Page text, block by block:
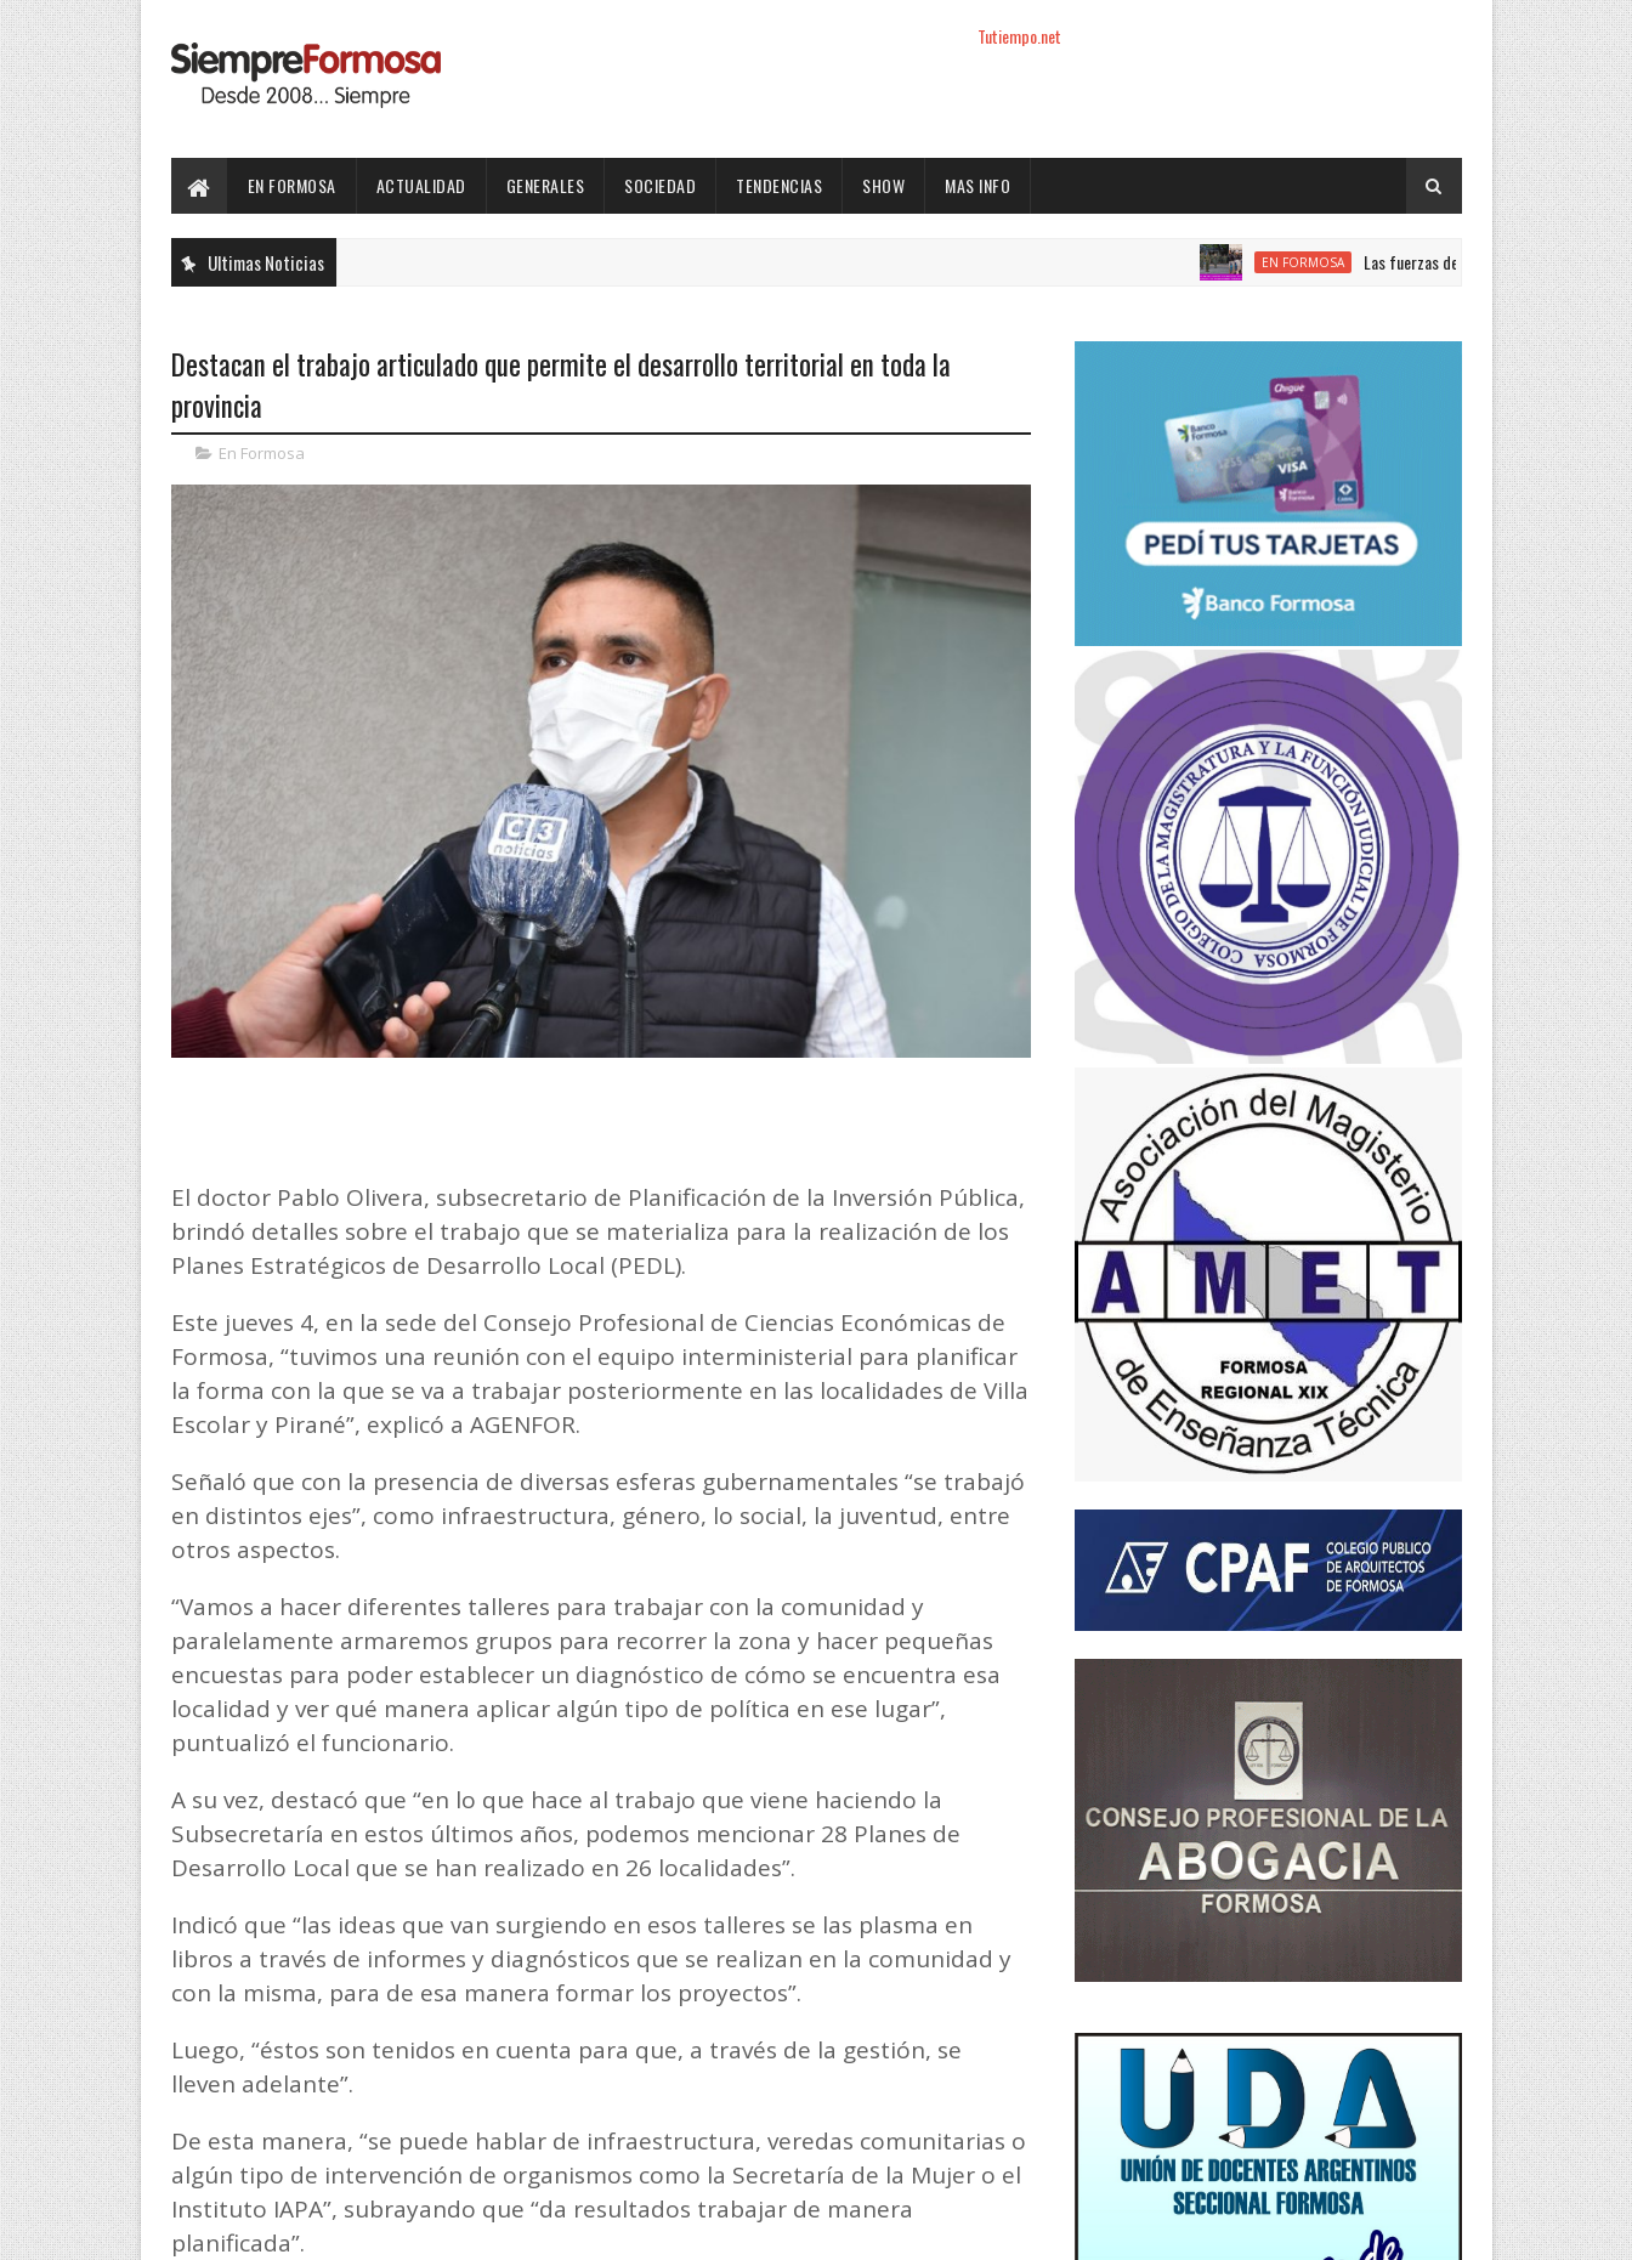
Tutiempo.net
EN FORMOSA ACTUALIDAD GENERALES SOCIEDAD TENDENCIAS SHOW MAS INFO
Ultimas Noticias EN FORMOSA Las fuerzas de seguridad nacional encabezan el
Destacan el trabajo articulado que permite el desarrollo territorial en toda la
provincia
En Formosa
El doctor Pablo Olivera, subsecretario de Planificación de la Inversión Pública,
brindó detalles sobre el trabajo que se materializa para la realización de los
Planes Estratégicos de Desarrollo Local (PEDL).
Este jueves 4, en la sede del Consejo Profesional de Ciencias Económicas de
Formosa, “tuvimos una reunión con el equipo interministerial para planificar
la forma con la que se va a trabajar posteriormente en las localidades de Villa
Escolar y Pirané”, explicó a AGENFOR.
Señaló que con la presencia de diversas esferas gubernamentales “se trabajó
en distintos ejes”, como infraestructura, género, lo social, la juventud, entre
otros aspectos.
“Vamos a hacer diferentes talleres para trabajar con la comunidad y
paralelamente armaremos grupos para recorrer la zona y hacer pequeñas
encuestas para poder establecer un diagnóstico de cómo se encuentra esa
localidad y ver qué manera aplicar algún tipo de política en ese lugar”,
puntualizó el funcionario.
A su vez, destacó que “en lo que hace al trabajo que viene haciendo la
Subsecretaría en estos últimos años, podemos mencionar 28 Planes de
Desarrollo Local que se han realizado en 26 localidades”.
Indicó que “las ideas que van surgiendo en esos talleres se las plasma en
libros a través de informes y diagnósticos que se realizan en la comunidad y
con la misma, para de esa manera formar los proyectos”.
Luego, “éstos son tenidos en cuenta para que, a través de la gestión, se
lleven adelante”.
De esta manera, “se puede hablar de infraestructura, veredas comunitarias o
algún tipo de intervención de organismos como la Secretaría de la Mujer o el
Instituto IAPA”, subrayando que “da resultados trabajar de manera
planificada”.